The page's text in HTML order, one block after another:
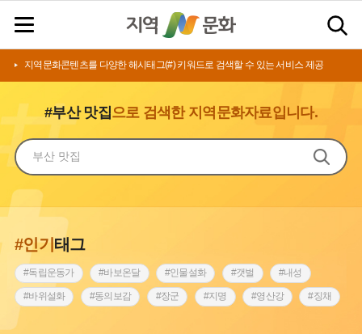
지역문화콘텐츠를 다양한 해시태그(#) 키워드로 검색할 수 있는 서비스 제공
#부산 맛집으로 검색한 지역문화자료입니다.
#인기태그
#독립운동가 #바보온달 #인물설화 #갯벌 #내성
#바위설화 #동의보감 #장군 #지명 #영산강 #징채